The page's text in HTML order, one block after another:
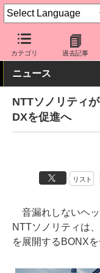
カテゴリ 過去記事
ケータイ Watch 業界動
ニュース
NTTソノリティ
DXを促進へ
リスト
音漏れしないヘッ
NTTソノリティは
を展開するBONX